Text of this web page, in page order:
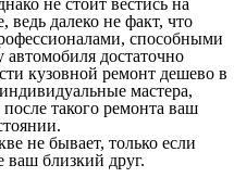
не стоит вестись на
ведь далеко не факт, что
способными
достаточно
кузовной ремонт дешево в
мастера,
такого ремонта ваш
не бывает, только если
ваш близкий друг.